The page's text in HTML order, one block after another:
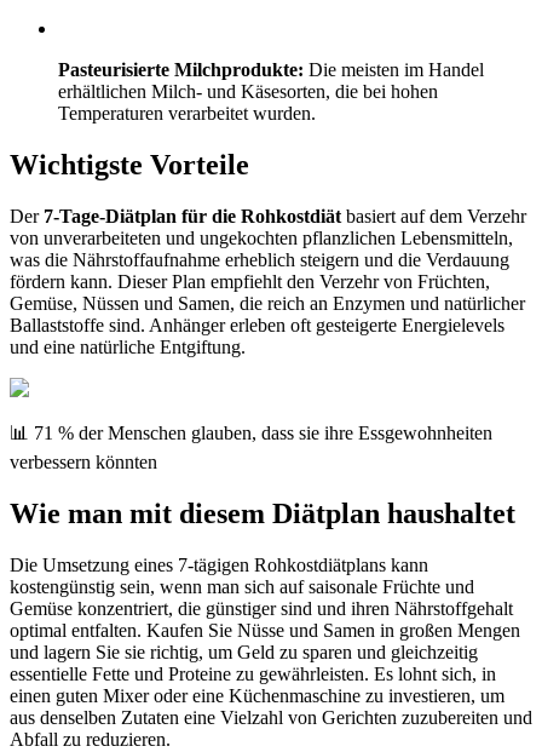
Pasteurisierte Milchprodukte: Die meisten im Handel
erhältlichen Milch- und Käsesorten, die bei hohen
Temperaturen verarbeitet wurden.
Wichtigste Vorteile
Der 7-Tage-Diätplan für die Rohkostdiät basiert auf dem Verzehr
von unverarbeiteten und ungekochten pflanzlichen Lebensmitteln,
was die Nährstoffaufnahme erheblich steigern und die Verdauung
fördern kann. Dieser Plan empfiehlt den Verzehr von Früchten,
Gemüse, Nüssen und Samen, die reich an Enzymen und natürlicher
Ballaststoffe sind. Anhänger erleben oft gesteigerte Energielevels
und eine natürliche Entgiftung.
📊 71 % der Menschen glauben, dass sie ihre Essgewohnheiten
verbessern könnten
Wie man mit diesem Diätplan haushaltet
Die Umsetzung eines 7-tägigen Rohkostdiätplans kann
kostengünstig sein, wenn man sich auf saisonale Früchte und
Gemüse konzentriert, die günstiger sind und ihren Nährstoffgehalt
optimal entfalten. Kaufen Sie Nüsse und Samen in großen Mengen
und lagern Sie sie richtig, um Geld zu sparen und gleichzeitig
essentielle Fette und Proteine zu gewährleisten. Es lohnt sich, in
einen guten Mixer oder eine Küchenmaschine zu investieren, um
aus denselben Zutaten eine Vielzahl von Gerichten zuzubereiten und
Abfall zu reduzieren.